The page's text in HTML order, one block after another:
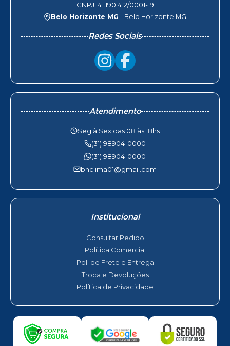
CNPJ: 41.190.412/0001-19
Belo Horizonte MG - Belo Horizonte MG
Redes Sociais
Atendimento
Seg à Sex das 08 às 18hs
(31) 98904-0000
(31) 98904-0000
bhclima01@gmail.com
Institucional
Consultar Pedido
Política Comercial
Pol. de Frete e Entrega
Troca e Devoluções
Política de Privacidade